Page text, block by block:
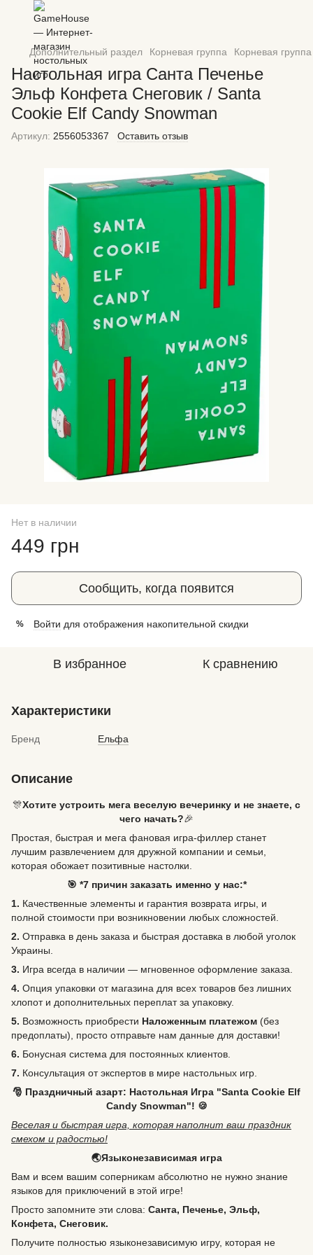
Дополнительный раздел Корневая группа Корневая
Настольная игра Санта Печенье
Эльф Конфета Снеговик / Santa
Cookie Elf Candy Snowman
Артикул: 2556053367 Оставить отзыв
Нет в наличии
449 грн
Сообщить, когда появится
% Войти для отображения накопительной скидки
В избранное К сравнению
Характеристики
Бренд Ельфа
Описание
🎊Хотите устроить мега веселую вечеринку и не знаете, с
чего начать?🎉
Простая, быстрая и мега фановая игра-филлер станет
лучшим развлечением для дружной компании и семьи,
которая обожает позитивные настолки.
🎯 *7 причин заказать именно у нас:*
1. Качественные элементы и гарантия возврата игры, и
полной стоимости при возникновении любых сложностей.
2. Отправка в день заказа и быстрая доставка в любой уголок
Украины.
3. Игра всегда в наличии — мгновенное оформление заказа.
4. Опция упаковки от магазина для всех товаров без лишних
хлопот и дополнительных переплат за упаковку.
5. Возможность приобрести Наложенным платежом (без
предоплаты), просто отправьте нам данные для доставки!
6. Бонусная система для постоянных клиентов.
7. Консультация от экспертов в мире настольных игр.
🎅 Праздничный азарт: Настольная Игра "Santa Cookie Elf
Candy Snowman"! 🍪
Веселая и быстрая игра, которая наполнит ваш праздник
смехом и радостью!
🌏Языконезависимая игра
Вам и всем вашим соперникам абсолютно не нужно знание
языков для приключений в этой игре!
Просто запомните эти слова: Санта, Печенье, Эльф,
Конфета, Снеговик.
Получите полностью языконезависимую игру, которая не